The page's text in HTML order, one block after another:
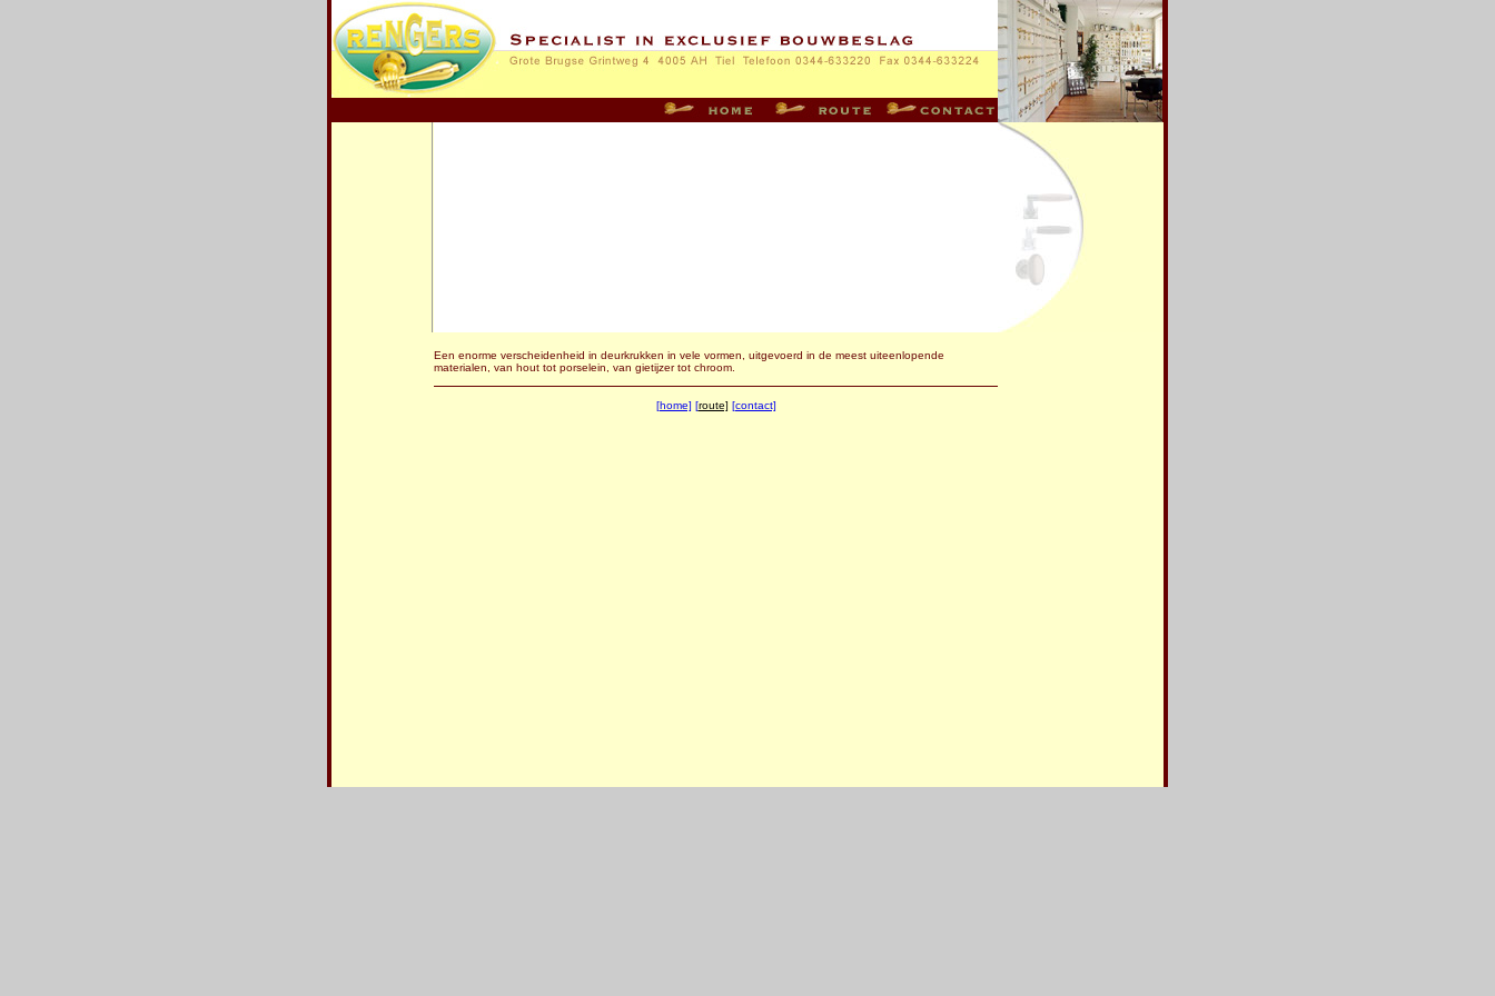
Een enorme verscheidenheid in deurkrukken in vele vormen, uitgevoerd in de meest uiteenlopende
materialen, van hout tot porselein, van gietijzer tot chroom.
[home] [route] [contact]